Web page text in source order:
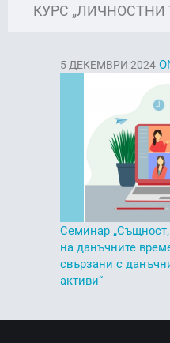
КУРС
5 ДЕКЕМВРИ 2024
Семинар
на данъчните
свързани с
активи“